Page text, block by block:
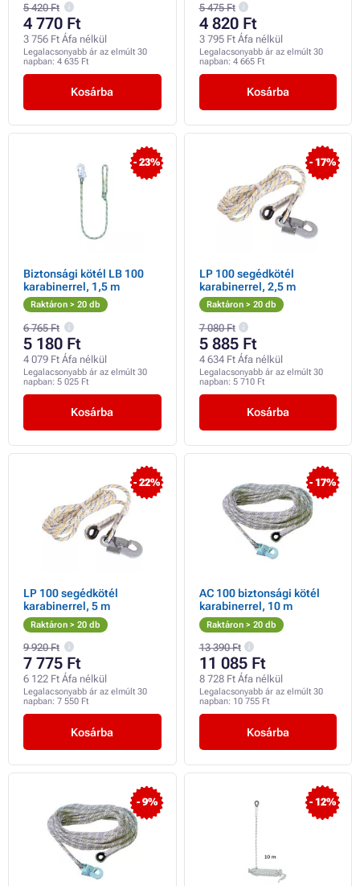
5 420 Ft
4 770 Ft
3 756 Ft Áfa nélkül
Legalacsonyabb ár az elmúlt 30
napban: 4 635 Ft
Kosárba
5 475 Ft
4 820 Ft
3 795 Ft Áfa nélkül
Legalacsonyabb ár az elmúlt 30
napban: 4 665 Ft
Kosárba
- 23%
Biztonsági kötél LB 100
karabinerrel, 1,5 m
Raktáron > 20 db
6 765 Ft
5 180 Ft
4 079 Ft Áfa nélkül
Legalacsonyabb ár az elmúlt 30
napban: 5 025 Ft
Kosárba
- 17%
LP 100 segédkötél
karabinerrel, 2,5 m
Raktáron > 20 db
7 080 Ft
5 885 Ft
4 634 Ft Áfa nélkül
Legalacsonyabb ár az elmúlt 30
napban: 5 710 Ft
Kosárba
- 22%
LP 100 segédkötél
karabinerrel, 5 m
Raktáron > 20 db
9 920 Ft
7 775 Ft
6 122 Ft Áfa nélkül
Legalacsonyabb ár az elmúlt 30
napban: 7 550 Ft
Kosárba
- 17%
AC 100 biztonsági kötél
karabinerrel, 10 m
Raktáron > 20 db
13 390 Ft
11 085 Ft
8 728 Ft Áfa nélkül
Legalacsonyabb ár az elmúlt 30
napban: 10 755 Ft
Kosárba
- 9% - 12%